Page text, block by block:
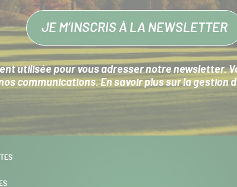
JE M’INSCRIS À LA NEWSLETTER
utilisée pour vous adresser notre newsletter.
communications. En savoir plus sur lagestion